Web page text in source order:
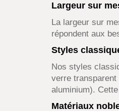
Largeur sur
La largeur sur
répondent aux
Styles
Nos styles
verre transparent
aluminium).
Matériaux